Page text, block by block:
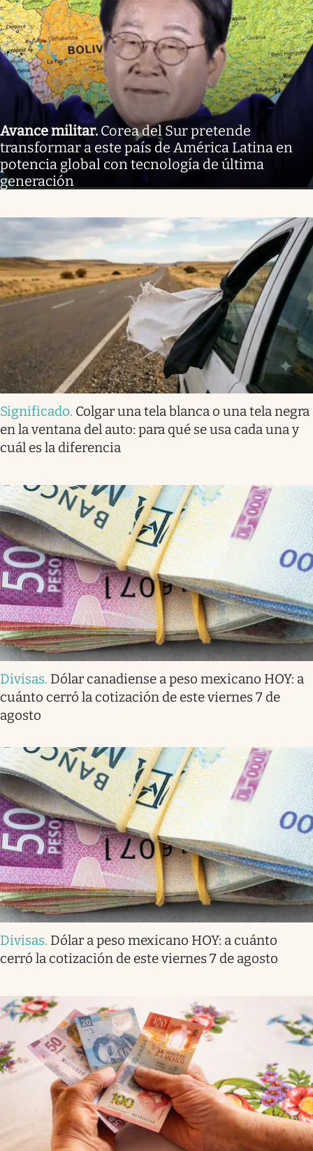
Avance militar. Corea del Sur pretende
transformar a este país de América Latina en
potencia global con tecnología de última
generación
Significado. Colgar una tela blanca o una tela negra
en la ventana del auto: para qué se usa cada una y
cuál es la diferencia
Divisas. Dólar canadiense a peso mexicano HOY: a
cuánto cerró la cotización de este viernes 7 de
agosto
Divisas. Dólar a peso mexicano HOY: a cuánto
cerró la cotización de este viernes 7 de agosto